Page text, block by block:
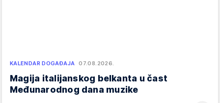
KALENDAR DOGAĐAJA 07.08.2026.
Magija italijanskog belkanta u čast
Međunarodnog dana muzike